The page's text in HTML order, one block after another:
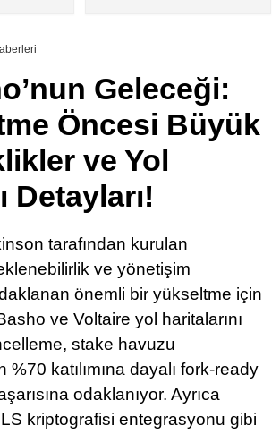
Youtube
TikTok
Telegram
Geleceği:
Öncesi Büyük
ve Yol
Detayları!
tarafından kurulan
ve yönetişim
önemli bir yükseltme için
ve Voltaire yol haritalarını
stake havuzu
%70 katılımına dayalı fork-ready
odaklanıyor. Ayrıca
kriptografisi entegrasyonu gibi